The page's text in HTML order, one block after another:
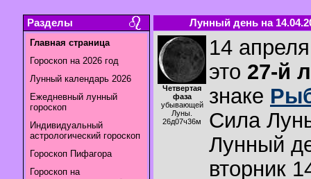
Разделы
Главная страница
Гороскоп на 2026 год
Лунный календарь 2026
Ежедневный лунный
гороскоп
Индивидуальный
астрологический гороскоп
Гороскоп Пифагора
Гороскоп на
Лунный день на
Четвертая
фаза
убывающей
Луны.
26д07ч36м
14
это 27-й
знаке
Сила
Лунный
вторник